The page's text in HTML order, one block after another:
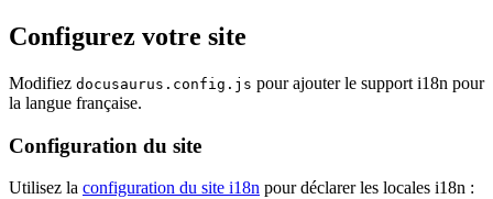
Configurez votre site
Modifiez docusaurus.config.js pour ajouter le support i18n pour
la langue française.
Configuration du site
Utilisez la configuration du site i18n pour déclarer les locales i18n :